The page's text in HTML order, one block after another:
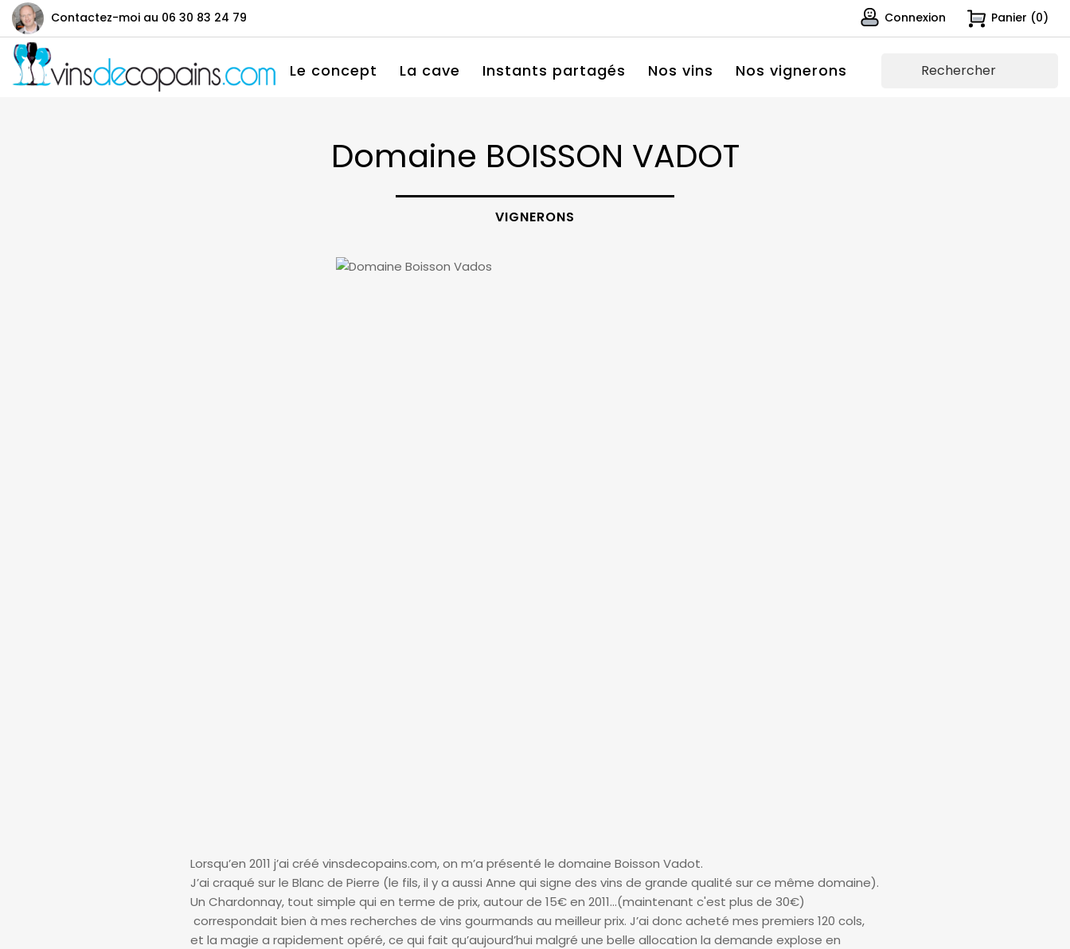
Contactez-moi au 06 30 83 24 79 Connexion Panier (0)
Le concept La cave Instants partagés Nos vins Nos vignerons
Domaine BOISSON VADOT
VIGNERONS
Lorsqu’en 2011 j’ai créé vinsdecopains.com, on m’a présenté le domaine Boisson Vadot.
J’ai craqué sur le Blanc de Pierre (le fils, il y a aussi Anne qui signe des vins de grande qualité sur ce même domaine).
Un Chardonnay, tout simple qui en terme de prix, autour de 15€ en 2011...(maintenant c'est plus de 30€)
correspondait bien à mes recherches de vins gourmands au meilleur prix. J’ai donc acheté mes premiers 120 cols,
et la magie a rapidement opéré, ce qui fait qu’aujourd’hui malgré une belle allocation la demande explose en